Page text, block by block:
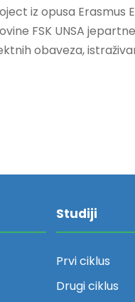
iz opusa Erasmus
FSK UNSA
obaveza,
Studiji
Prvi ciklus
Drugi ciklus